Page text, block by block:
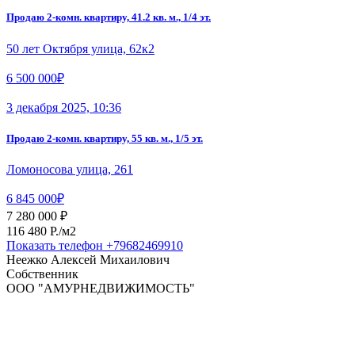
Продаю 2-комн. квартиру, 41.2 кв. м., 1/4 эт.
50 лет Октября улица, 62к2
6 500 000₽
3 декабря 2025, 10:36
Продаю 2-комн. квартиру, 55 кв. м., 1/5 эт.
Ломоносова улица, 261
6 845 000₽
7 280 000 ₽
116 480 P./м2
Показать телефон +79682469910
Неежко Алексей Михаилович
Собственник
ООО "АМУРНЕДВИЖИМОСТЬ"